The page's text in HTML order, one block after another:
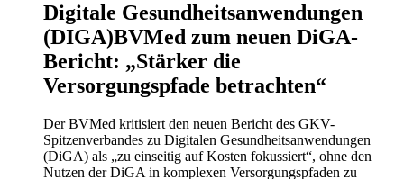
Digitale Gesundheitsanwendungen
(DIGA)BVMed zum neuen DiGA-
Bericht: „Stärker die
Versorgungspfade betrachten“
Der BVMed kritisiert den neuen Bericht des GKV-
Spitzenverbandes zu Digitalen Gesundheitsanwendungen
(DiGA) als „zu einseitig auf Kosten fokussiert“, ohne den
Nutzen der DiGA in komplexen Versorgungspfaden zu